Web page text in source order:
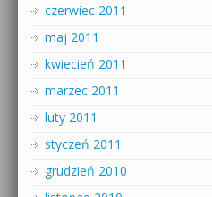
czerwiec 2011
maj 2011
kwiecień 2011
marzec 2011
luty 2011
styczeń 2011
grudzień 2010